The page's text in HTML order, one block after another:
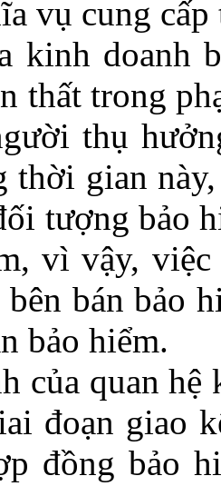
vụ cung
kinh doanh
thất trong
thụ
thời gian
tượng bảo
vì vậy,
bên bán bảo
bảo hiểm.
của quan hệ
đoạn giao
đồng bảo